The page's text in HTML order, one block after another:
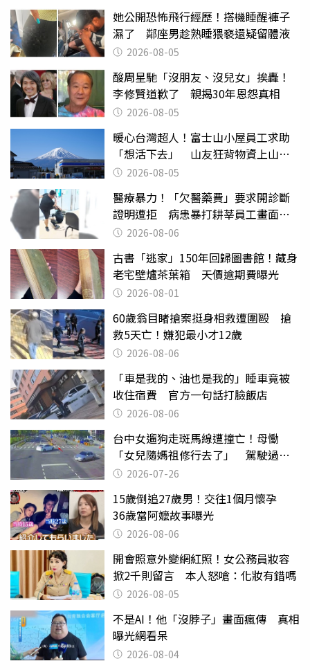
她公開恐怖飛行經歷！搭機睡醒褲子
濕了 鄰座男趁熟睡猥褻還疑留體液
2026-08-05
酸周星馳「沒朋友、沒兒女」挨轟！
李修賢道歉了 親揭30年恩怨真相
2026-08-05
暖心台灣超人！富士山小屋員工求助
「想活下去」 山友狂背物資上山：
台灣真的是寶島
2026-08-05
醫療暴力！「欠醫藥費」要求開診斷
證明遭拒 病患暴打耕莘員工畫面曝
光 2026-08-06
古書「逃家」150年回歸圖書館！藏身
老宅壁爐茶葉箱 天價逾期費曝光
2026-08-01
60歲翁目睹搶案挺身相救遭圍毆 搶
救5天亡！嫌犯最小才12歲
2026-08-06
「車是我的、油也是我的」睡車竟被
收住宿費 官方一句話打臉飯店
2026-08-06
台中女遛狗走斑馬線遭撞亡！母慟
「女兒隨媽祖修行去了」 駕駛過失
致死判9月
2026-07-26
15歲倒追27歲男！交往1個月懷孕
36歲當阿嬤故事曝光
2026-08-06
開會照意外變網紅照！女公務員妝容
掀2千則留言 本人怒嗆：化妝有錯嗎
2026-08-05
不是AI！他「沒脖子」畫面瘋傳 真相
曝光網看呆
2026-08-04